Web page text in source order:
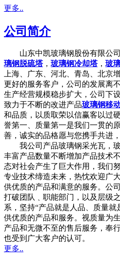
更多..
公司简介
山东中凯玻璃钢股份有限公司
璃钢脱硫塔， 玻璃钢冷却塔， 玻
上海、广东、河北、青岛、北京
更好的服务客户，公司的发展离
生产经营规模稳步扩大，公司下
致力于不断的改进产品玻璃钢移
和品质，以质取荣以信赢客以过
誉第一、质量第一是我们一贯的
善，诚实的品格愿与您携手共进，
我公司产品玻璃钢采光瓦，玻
丰富产品数量不断增加产品技术
态对社会产生了巨大作用，我们
专业技术缔造未来，热忱欢迎广
供优质的产品和满意的服务。公
打破团队﹑职能部门，以及层级
系，坚持“产品就是人品、质量
供优质的产品和服务。视质量为
产品和无微不至的售后服务，奉
也受到广大客户的认可。
更多..